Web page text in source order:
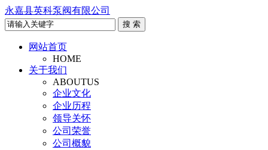
永嘉县英科泵阀有限公司
网站首页
HOME
关于我们
ABOUTUS
企业文化
企业历程
领导关怀
公司荣誉
公司概貌